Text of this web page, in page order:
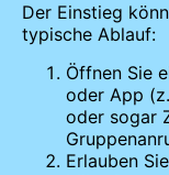
Der Einstieg
typische Ablauf:
Öffnen Sie
oder App
oder sogar
Erlauben